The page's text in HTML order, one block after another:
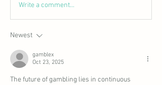
Write a comment...
Newest
gamblex
Oct 23, 2025
The future of gambling lies in continuous